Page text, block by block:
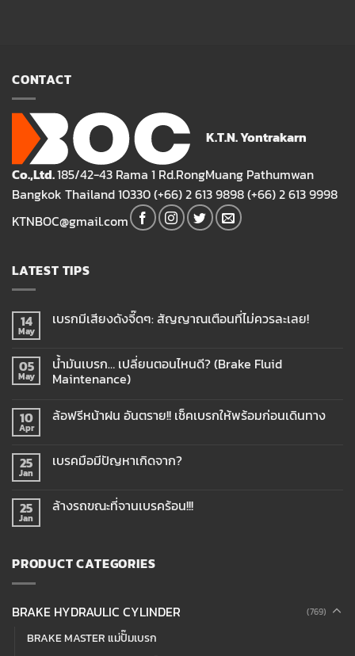
CONTACT
K.T.N. Yontrakarn
Co.,Ltd.185/42-43 Rama 1 Rd.RongMuang Pathumwan
Bangkok Thailand 10330 (+66) 2 613 9898 (+66) 2 613 9998
KTNBOC@gmail.com
LATEST TIPS
14
May
เบรกมีเสียงดังจี๊ดๆ: สัญญาณเตือนที่ไม่ควรละเลย!
05
May
น้ำมันเบรก… เปลี่ยนตอนไหนดี? (Brake Fluid
Maintenance)
10
Apr
ล้อฟรีหน้าฝน อันตราย!! เช็คเบรกให้พร้อมก่อนเดินทาง
25
Jan
เบรคมือมีปัญหาเกิดจาก?
25
Jan
ล้างรถขณะที่จานเบรคร้อน!!!
PRODUCT CATEGORIES
BRAKE HYDRAULIC CYLINDER (769)
BRAKE MASTER แม่ปั๊มเบรก